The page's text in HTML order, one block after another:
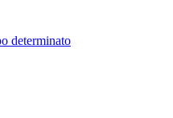
determinato